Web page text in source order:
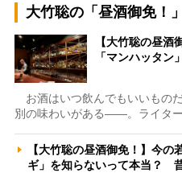
大竹聡の「昼酒御免！」
【大竹聡の昼酒
「マンハッタ
お酒はいつ飲んでもいいもの
別の味わいがある――。ライタ
【大竹聡の昼酒御免！】今
ギ」を知らないって本当？